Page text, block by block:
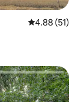
Ukadiriaji wa
4.88 (51)